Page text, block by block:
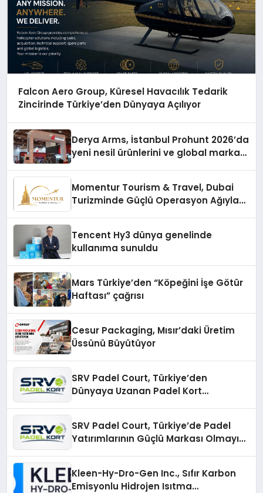
Falcon Aero Group, Küresel Havacılık Tedarik
Zincirinde Türkiye’den Dünyaya Açılıyor
Derya Arms, İstanbul Prohunt 2026’da
yeni nesil ürünlerini ve global marka
Momentur Tourism & Travel, Dubai
Turizminde Güçlü Operasyon Ağıyla
Tencent Hy3 dünya genelinde
kullanıma sunuldu
Mars Türkiye’den “Köpeğini İşe Götür
Haftası” çağrısı
Cesur Packaging, Mısır’daki Üretim
Üssünü Büyütüyor
SRV Padel Court, Türkiye’den
Dünyaya Uzanan Padel Kort
SRV Padel Court, Türkiye’de Padel
Yatırımlarının Güçlü Markası Olmayı
Kleen-Hy-Dro-Gen Inc., Sıfır Karbon
Emisyonlu Hidrojen Isıtma